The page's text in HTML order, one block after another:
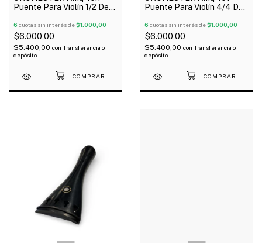
Puente Para Violín 1/2 De
6 cuotas sin interés de$1.000,00
$6.000,00
$5.400,00 con Transferencia o
depósito
Puente Para Violín 4/4 De
6 cuotas sin interés de$1.000,00
$6.000,00
$5.400,00 con Transferencia o
depósito